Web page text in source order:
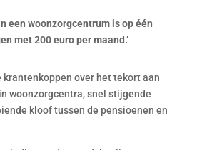
een woonzorgcentrum is op één
met 200 euro per maand.’
krantenkoppen over het tekort aan
woonzorgcentra, snel stijgende
kloof tussen de pensioenen en